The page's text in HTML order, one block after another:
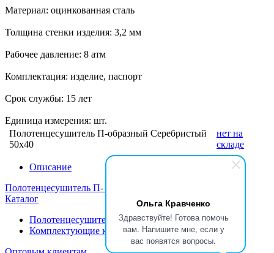
Ольга Кравченко
Здравствуйте! Готова помочь
вам. Напишите мне, если у
вас появятся вопросы.
Материал: оцинкованная сталь
Толщина стенки изделия: 3,2 мм
Рабочее давление: 8 атм
Комплектация: изделие, паспорт
Срок службы: 15 лет
Единица измерения: шт.
Полотенцесушитель П-образный Серебристый
50х40
нет на
складе
Описание
Полотенцесушитель П- образный Серебристый 50х50
Каталог
Полотенцесушители
Комплектующие к полотенцесушителям